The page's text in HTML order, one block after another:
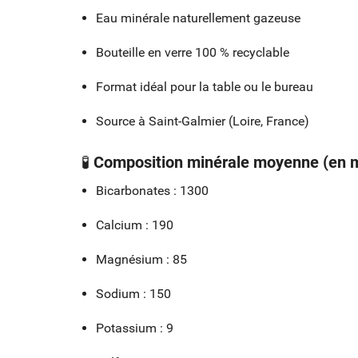
Eau minérale naturellement gazeuse
Bouteille en verre 100 % recyclable
Format idéal pour la table ou le bureau
Source à Saint-Galmier (Loire, France)
🧪 Composition minérale moyenne (en
Bicarbonates : 1300
Calcium : 190
Magnésium : 85
Sodium : 150
Potassium : 9